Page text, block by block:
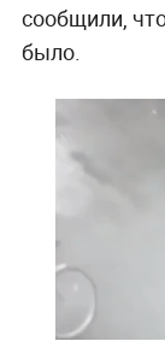
сообщили,
было.